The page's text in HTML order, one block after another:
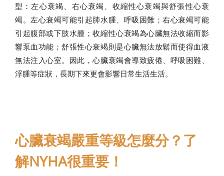
型：左心衰竭、右心衰竭、收縮性心衰竭與舒張性心衰
竭。左心衰竭可能引起肺水腫、呼吸困難；右心衰竭可能
引起腹部或下肢水腫；收縮性心衰竭為心臟無法收縮而影
響泵血功能；舒張性心衰竭則是心臟無法放鬆而使得血液
無法注入心室。因此，心臟衰竭會導致疲倦、呼吸困難、
浮腫等症狀，長期下來更會影響日常生活生活。
心臟衰竭嚴重等級怎麼分？了
解NYHA很重要！